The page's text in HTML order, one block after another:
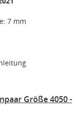
7 mm
Größe 4050 -